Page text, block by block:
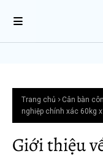
Trang chủ Cân bàn
nghiệp chính xác 60kg
Giới thiệu